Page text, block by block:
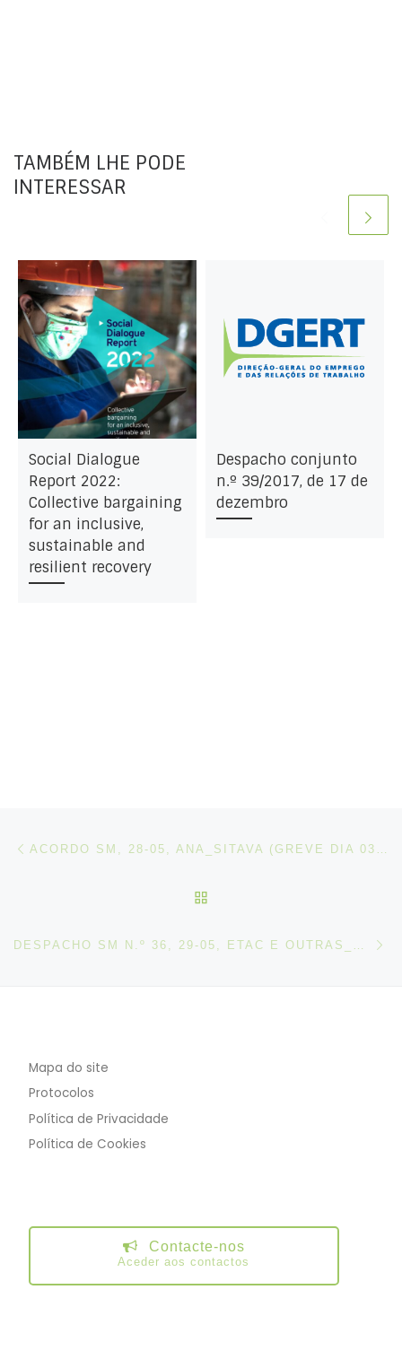
TAMBÉM LHE PODE
INTERESSAR
Social Dialogue
Report 2022:
Collective bargaining
for an inclusive,
sustainable and
resilient recovery
Despacho conjunto
n.º 39/2017, de 17 de
dezembro
Post navigation
Mapa do site
Protocolos
Política de Privacidade
Política de Cookies
Contacte-nos
Aceder aos contactos